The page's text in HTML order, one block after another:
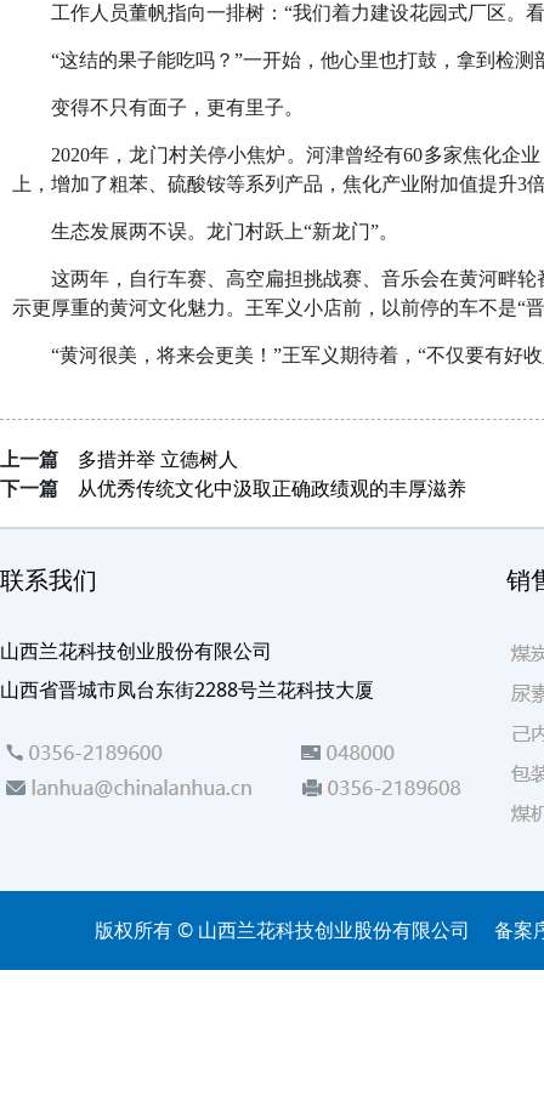
工作人员董帆指向一排树：“我们着力建设花园式厂区。
“这结的果子能吃吗？”一开始，他心里也打鼓，拿到检
变得不只有面子，更有里子。
2020年，龙门村关停小焦炉。河津曾经有60多家焦化企
上，增加了粗苯、硫酸铵等系列产品，焦化产业附加值提升3
生态发展两不误。龙门村跃上“新龙门”。
这两年，自行车赛、高空扁担挑战赛、音乐会在黄河畔
示更厚重的黄河文化魅力。王军义小店前，以前停的车不是“
“黄河很美，将来会更美！”王军义期待着，“不仅要有好
上一篇
多措并举 立德树人
下一篇
从优秀传统文化中汲取正确政绩观的丰厚滋养
联系我们
山西兰花科技创业股份有限公司
山西省晋城市凤台东街2288号兰花科技大厦
销
版权所有 © 山西兰花科技创业股份有限公司 备案